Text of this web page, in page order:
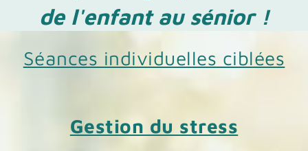
de l'enfant au sénior !
Séances individuelles ciblées
Gestion du stress